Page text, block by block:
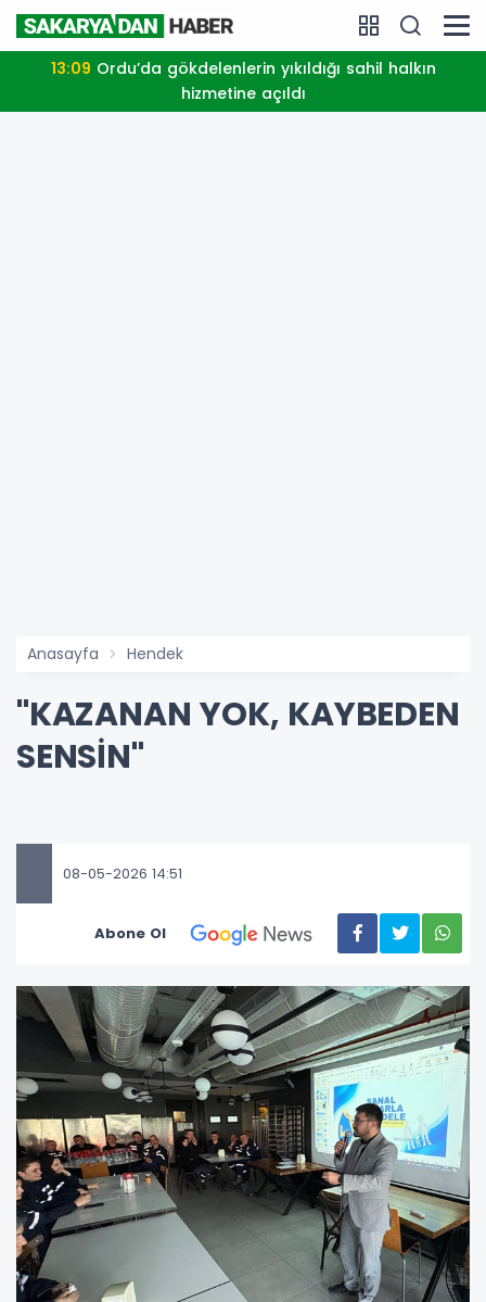
13:09
hizmetine açıldı
Anasayfa Hendek
"KAZANAN YOK, KAYBEDEN
SENSİN''
08-05-2026 14:51
Abone Ol